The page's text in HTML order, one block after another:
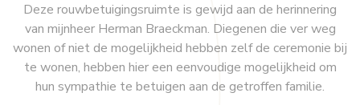
Deze rouwbetuigingsruimte is gewijd aan de herinnering
van mijnheer Herman Braeckman. Diegenen die ver weg
wonen of niet de mogelijkheid hebben zelf de ceremonie bij
te wonen, hebben hier een eenvoudige mogelijkheid om
hun sympathie te betuigen aan de getroffen familie.